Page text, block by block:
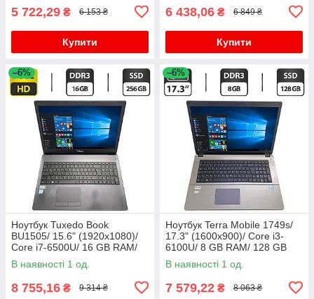
5 722,29 ₴ 6 153 ₴
Купити
6 438,06 ₴ 6 849 ₴
Купити
–6%
Ноутбук Tuxedo Book
BU1505/ 15.6" (1920x1080)/
Core i7-6500U/ 16 GB RAM/
256 GB SSD/ HD 520
В наявності 1 од.
8 755,16 ₴ 9 314 ₴
–6%
Ноутбук Terra Mobile 1749s/
17.3" (1600x900)/ Core i3-
6100U/ 8 GB RAM/ 128 GB
SSD/ HD 520
В наявності 1 од.
7 579,22 ₴ 8 063 ₴